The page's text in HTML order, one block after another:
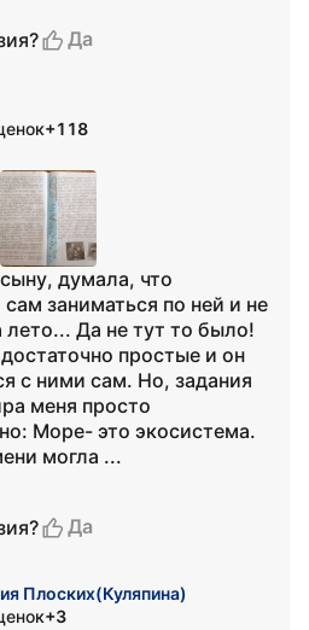
Да
+118
думала, что
заниматься по ней и не
лето... Да не тут то было!
простые и он
с ними сам. Но, задания
меня просто
Море- это экосистема.
могла ...
Да
Плоских(Куляпина)
+3